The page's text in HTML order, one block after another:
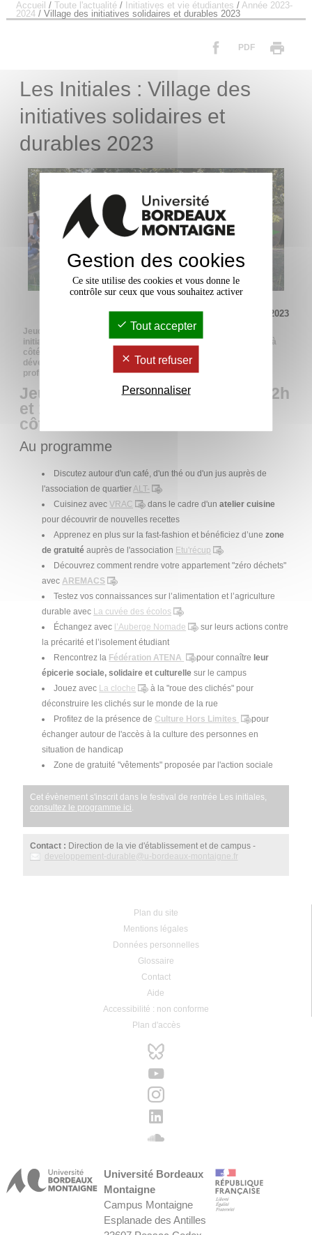
Accueil / Toute l'actualité/ Initiatives et vie étudiantes / Année 2023-
2024/ Village des initiatives solidaires et durables 2023
PDF
Les Initiales : Village des
initiatives solidaires et
durables 2023
Mis à jour le 20 septembre 2023
Jeudi 21 septembre de 12h à 14h, rendez-vous au village des
initiatives solidaires et durables installé sous la galerie orange à
côté du bâtiment administratif dans le cadre de la semaine du
développement durable. Venez rencontrer les acteurs locaux,
profiter des ateliers et des animations proposées.
Jeudi 21 septembre 2023, entre 12h
et 14h, sous la galerie orange à
côté du bâtiment administratif
Au programme
Discutez autour d'un café, d'un thé ou d'un jus auprès de
l'association de quartierALT-
Cuisinez avecVRAC dans le cadre d'unatelier cuisine
pour découvrir de nouvelles recettes
Apprenez en plus sur la fast-fashion et bénéficiez d’une zone
de gratuité auprès de l'association Etu'récup
Découvrez comment rendre votre appartement "zéro déchets"
avec AREMACS
Testez vos connaissances sur l’alimentation et l’agriculture
durable avec La cuvée des écolos
Échangez avec l’Auberge Nomade
sur leurs actions contre
la précarité et l’isolement étudiant
Rencontrez la Fédération ATENA pour connaître leur
épicerie sociale, solidaire et culturelle sur le campus
Jouez avec La cloche
à la "roue des clichés" pour
déconstruire les clichés sur le monde de la rue
Profitez de la présence de Culture Hors Limites
pour
échanger autour de l'accès à la culture des personnes en
situation de handicap
Zone de gratuité "vêtements" proposée par l'action sociale
Cet évènement s'inscrit dans le festival de rentrée Les initiales,
consultez le programme ici.
Contact : Direction de la vie d'établissement et de campus -
developpement-durable@u-bordeaux-montaigne.fr
Plan du site
Mentions légales
Données personnelles
Glossaire
Contact
Aide
Accessibilité : non conforme
Plan d'accès
Université Bordeaux
Montaigne
Campus Montaigne
Esplanade des Antilles
Gestion des cookies
Ce site utilise des cookies et vous donne le
contrôle sur ceux que vous souhaitez activer
Tout accepter
Tout refuser
Personnaliser